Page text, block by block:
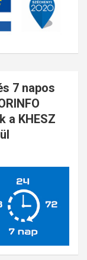
7 napos
a KHESZ